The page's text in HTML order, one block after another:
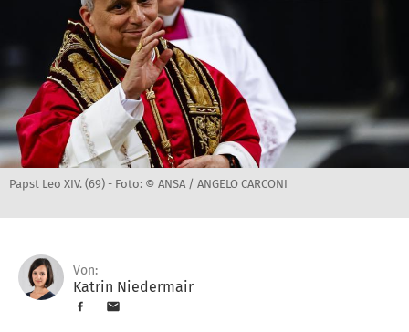
Papst Leo XIV. (69) - Foto: © ANSA / ANGELO CARCONI
Von:
Katrin Niedermair